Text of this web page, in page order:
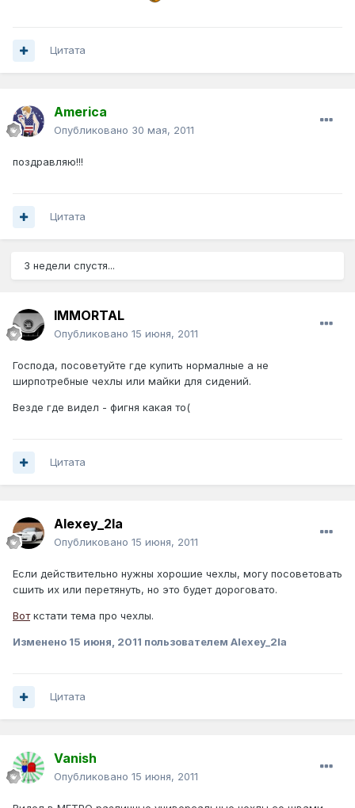
Цитата
America
Опубликовано 30 мая, 2011
поздравляю!!!
Цитата
3 недели спустя...
IMMORTAL
Опубликовано 15 июня, 2011
Господа, посоветуйте где купить нормалные а не
ширпотребные чехлы или майки для сидений.
Везде где видел - фигня какая то(
Цитата
Alexey_2la
Опубликовано 15 июня, 2011
Если действительно нужны хорошие чехлы, могу посоветовать
сшить их или перетянуть, но это будет дороговато.
Воткстати тема про чехлы.
Изменено 15 июня, 2011 пользователем Alexey_2la
Цитата
Vanish
Опубликовано 15 июня, 2011